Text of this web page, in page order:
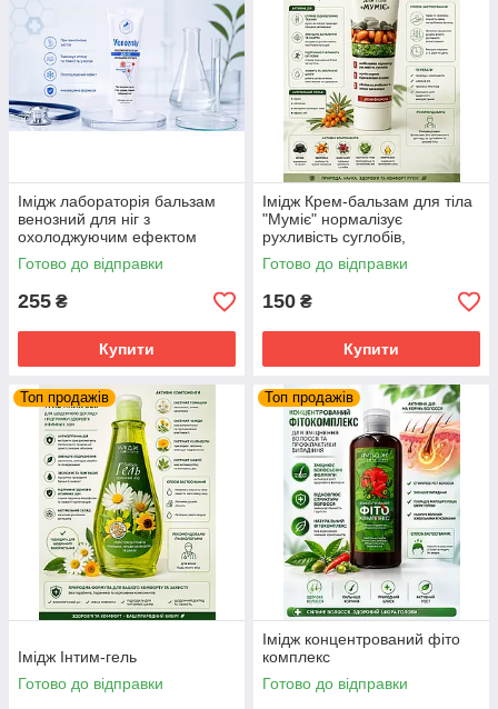
Iмідж лабораторія бальзам
венозний для ніг з
охолоджуючим ефектом
нормалізація кровообігу
Готово до відправки
255 ₴
Купити
Імідж Крем-бальзам для тіла
"Муміє" нормалізує
рухливість суглобів,
знеболює та знімає
запалення
Готово до відправки
150 ₴
Купити
Топ продажів
Імідж Інтим-гель
Готово до відправки
Топ продажів
Імідж концентрований фіто
комплекс
Готово до відправки